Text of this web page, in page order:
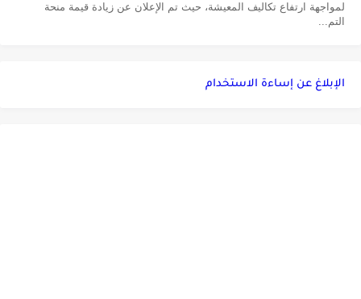
لمواجهة ارتفاع تكاليف المعيشة، حيث تم الإعلان عن زيادة قيمة منحة
التم...
الإبلاغ عن إساءة الاستخدام